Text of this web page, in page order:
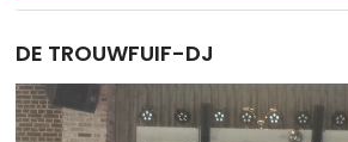
DE TROUWFUIF-DJ